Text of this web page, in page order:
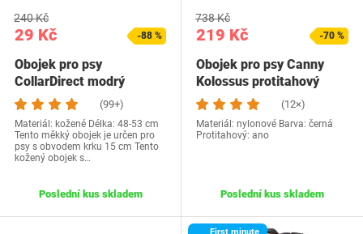
29 Kč
240 Kč
-88 %
Obojek pro psy
CollarDirect modrý
(99+)
Materiál: kožené Délka: 48-53 cm
Tento měkký obojek je určen pro
psy s obvodem krku 15 cm Tento
kožený obojek s…
Poslední kus skladem
219 Kč
738 Kč
-70 %
Obojek pro psy Canny
Kolossus protitahový
(12×)
Materiál: nylonové Barva: černá
Protitahový: ano
Poslední kus skladem